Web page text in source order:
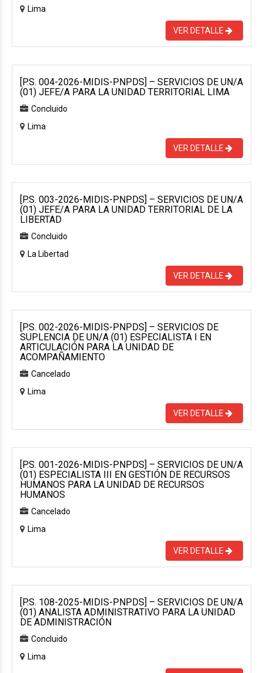
Lima
VER DETALLE
[P.S. 004-2026-MIDIS-PNPDS] – SERVICIOS DE UN/A
(01) JEFE/A PARA LA UNIDAD TERRITORIAL LIMA
Concluido
Lima
VER DETALLE
[P.S. 003-2026-MIDIS-PNPDS] – SERVICIOS DE UN/A
(01) JEFE/A PARA LA UNIDAD TERRITORIAL DE LA
LIBERTAD
Concluido
La Libertad
VER DETALLE
[P.S. 002-2026-MIDIS-PNPDS] – SERVICIOS DE
SUPLENCIA DE UN/A (01) ESPECIALISTA I EN
ARTICULACIÓN PARA LA UNIDAD DE
ACOMPAÑAMIENTO
Cancelado
Lima
VER DETALLE
[P.S. 001-2026-MIDIS-PNPDS] – SERVICIOS DE UN/A
(01) ESPECIALISTA III EN GESTIÓN DE RECURSOS
HUMANOS PARA LA UNIDAD DE RECURSOS
HUMANOS
Cancelado
Lima
VER DETALLE
[P.S. 108-2025-MIDIS-PNPDS] – SERVICIOS DE UN/A
(01) ANALISTA ADMINISTRATIVO PARA LA UNIDAD
DE ADMINISTRACIÓN
Concluido
Lima